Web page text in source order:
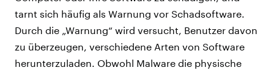
tarnt sich häufig als Warnung vor Schadsoftware.
Durch die „Warnung“ wird versucht, Benutzer davon
zu überzeugen, verschiedene Arten von Software
herunterzuladen. Obwohl Malware die physische